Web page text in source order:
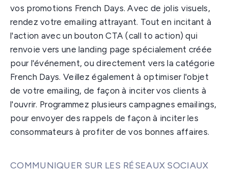
vos promotions French Days. Avec de jolis visuels,
rendez votre emailing attrayant. Tout en incitant à
l'action avec un bouton CTA (call to action) qui
renvoie vers une landing page spécialement créée
pour l'événement, ou directement vers la catégorie
French Days. Veillez également à optimiser l'objet
de votre emailing, de façon à inciter vos clients à
l'ouvrir. Programmez plusieurs campagnes emailings,
pour envoyer des rappels de façon à inciter les
consommateurs à profiter de vos bonnes affaires.
COMMUNIQUER SUR LES RÉSEAUX SOCIAUX